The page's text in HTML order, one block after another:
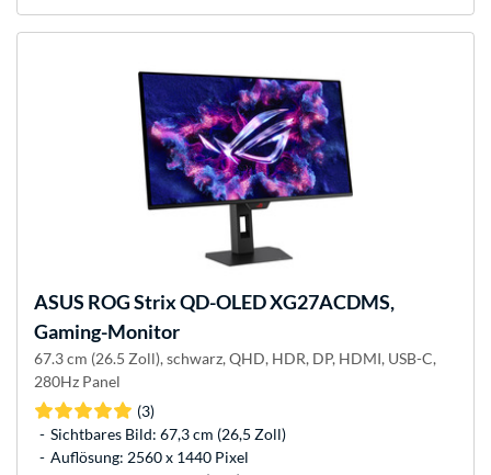
ASUS ROG Strix QD-OLED XG27ACDMS,
Gaming-Monitor
67.3 cm (26.5 Zoll), schwarz, QHD, HDR, DP, HDMI, USB-C,
280Hz Panel
(3)
Sichtbares Bild: 67,3 cm (26,5 Zoll)
Auflösung: 2560 x 1440 Pixel